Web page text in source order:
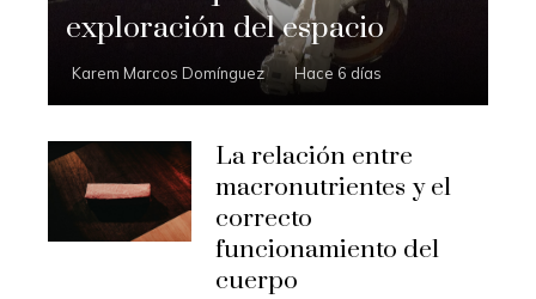
exploración del espacio
Karem Marcos Domínguez Hace 6 días
La relación entre
macronutrientes y el
correcto
funcionamiento del
cuerpo